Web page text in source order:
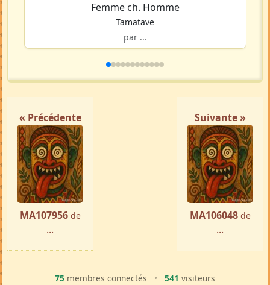
Femme ch. Homme
Tamatave
par ...
« Précédente
MA107956 de
...
Suivante »
MA106048 de
...
75 membres connectés • 541 visiteurs